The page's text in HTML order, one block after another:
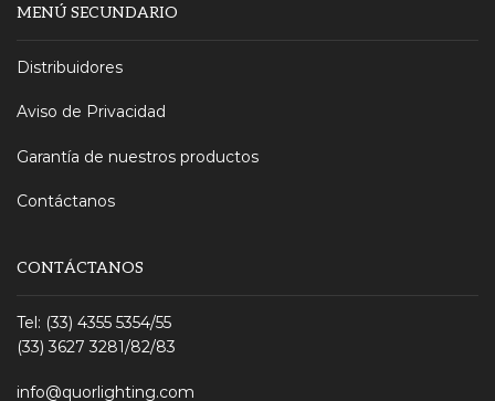
MENÚ SECUNDARIO
Distribuidores
Aviso de Privacidad
Garantía de nuestros productos
Contáctanos
CONTÁCTANOS
Tel: (33) 4355 5354/55
(33) 3627 3281/82/83
info@quorlighting.com